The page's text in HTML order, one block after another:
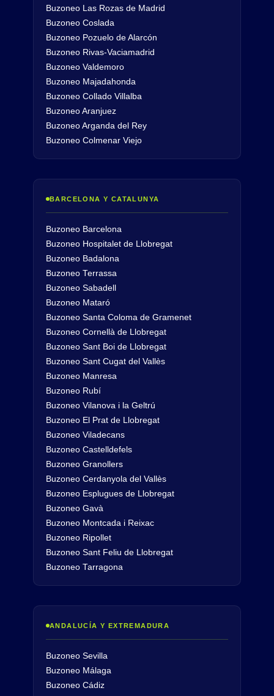
Buzoneo Las Rozas de Madrid
Buzoneo Coslada
Buzoneo Pozuelo de Alarcón
Buzoneo Rivas-Vaciamadrid
Buzoneo Valdemoro
Buzoneo Majadahonda
Buzoneo Collado Villalba
Buzoneo Aranjuez
Buzoneo Arganda del Rey
Buzoneo Colmenar Viejo
BARCELONA Y CATALUNYA
Buzoneo Barcelona
Buzoneo Hospitalet de Llobregat
Buzoneo Badalona
Buzoneo Terrassa
Buzoneo Sabadell
Buzoneo Mataró
Buzoneo Santa Coloma de Gramenet
Buzoneo Cornellà de Llobregat
Buzoneo Sant Boi de Llobregat
Buzoneo Sant Cugat del Vallès
Buzoneo Manresa
Buzoneo Rubí
Buzoneo Vilanova i la Geltrú
Buzoneo El Prat de Llobregat
Buzoneo Viladecans
Buzoneo Castelldefels
Buzoneo Granollers
Buzoneo Cerdanyola del Vallès
Buzoneo Esplugues de Llobregat
Buzoneo Gavà
Buzoneo Montcada i Reixac
Buzoneo Ripollet
Buzoneo Sant Feliu de Llobregat
Buzoneo Tarragona
ANDALUCÍA Y EXTREMADURA
Buzoneo Sevilla
Buzoneo Málaga
Buzoneo Cádiz